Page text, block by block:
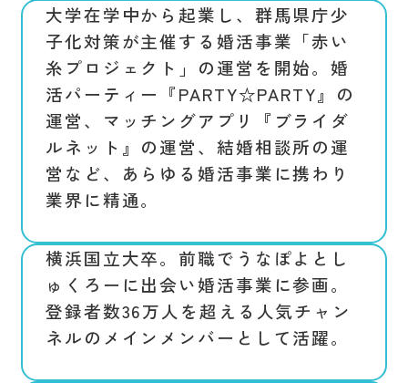
大学在学中から起業し、群馬県庁少
子化対策が主催する婚活事業「赤い
糸プロジェクト」の運営を開始。婚
活パーティー『PARTY☆PARTY』の
運営、マッチングアプリ『ブライダ
ルネット』の運営、結婚相談所の運
営など、あらゆる婚活事業に携わり
業界に精通。
横浜国立大卒。前職でうなぽよとし
ゅくろーに出会い婚活事業に参画。
登録者数36万人を超える人気チャン
ネルのメインメンバーとして活躍。